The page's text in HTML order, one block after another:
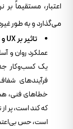
می‌گذارد و به طور
تاثیر بر UX و اعتماد:
یک کسب‌وکار
فرآیندهای
خطاهای فنی،
که کند است، پر
است، حس